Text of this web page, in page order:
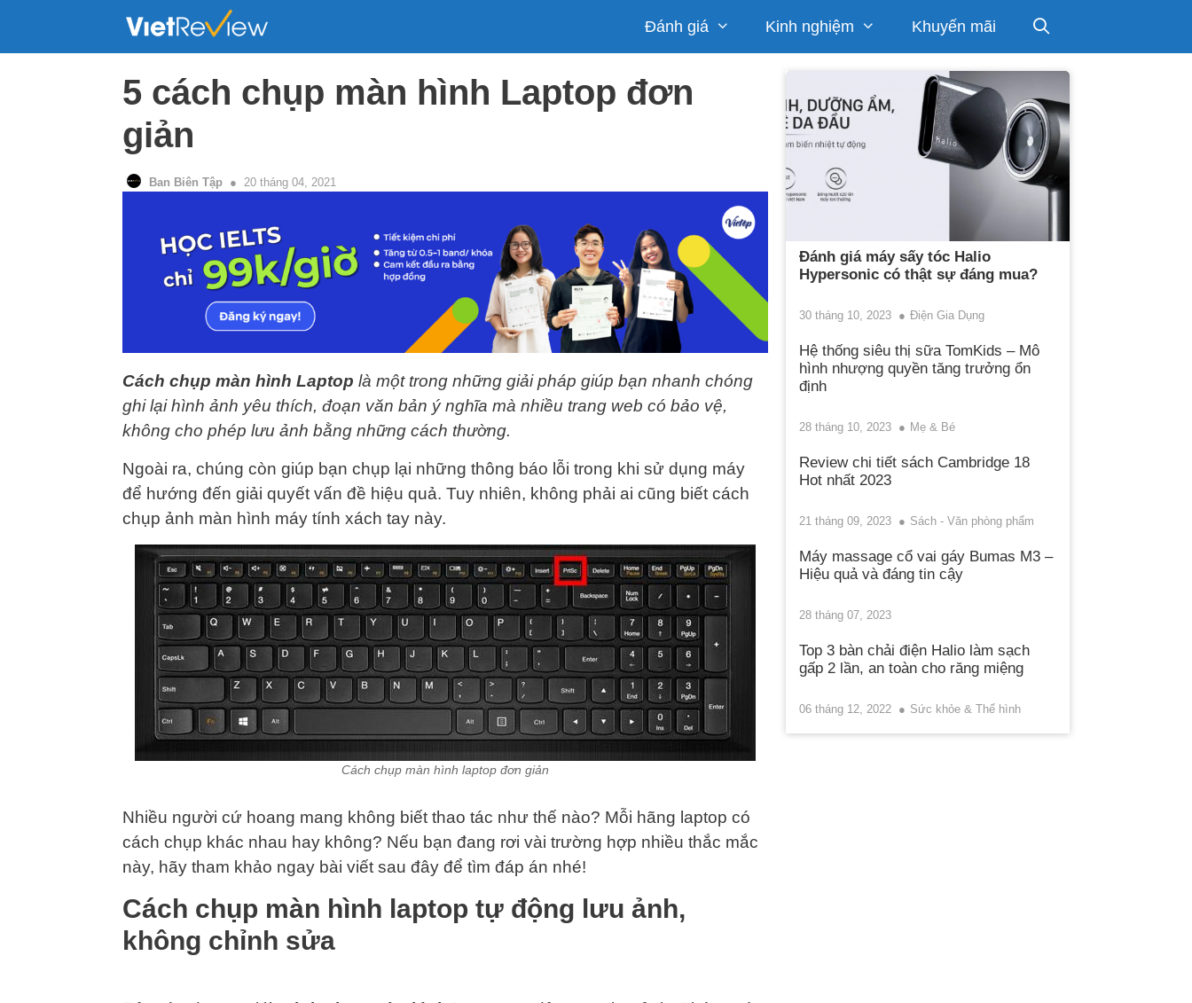
Đánh giá Kinh nghiệm Khuyến mãi
5 cách chụp màn hình Laptop đơn
giản
Ban Biên Tập 20 tháng 04, 2021
Cách chụp màn hình Laptop là một trong những giải pháp giúp bạn nhanh chóng
ghi lại hình ảnh yêu thích, đoạn văn bản ý nghĩa mà nhiều trang web có bảo vệ,
không cho phép lưu ảnh bằng những cách thường.
Ngoài ra, chúng còn giúp bạn chụp lại những thông báo lỗi trong khi sử dụng máy
để hướng đến giải quyết vấn đề hiệu quả. Tuy nhiên, không phải ai cũng biết cách
chụp ảnh màn hình máy tính xách tay này.
Cách chụp màn hình laptop đơn giản
Nhiều người cứ hoang mang không biết thao tác như thế nào? Mỗi hãng laptop có
cách chụp khác nhau hay không? Nếu bạn đang rơi vài trường hợp nhiều thắc mắc
này, hãy tham khảo ngay bài viết sau đây để tìm đáp án nhé!
Cách chụp màn hình laptop tự động lưu ảnh,
không chỉnh sửa
Đánh giá máy sấy tóc Halio
Hypersonic có thật sự đáng mua?
30 tháng 10, 2023 Điện Gia Dụng
Hệ thống siêu thị sữa TomKids – Mô
hình nhượng quyền tăng trưởng ổn
định
28 tháng 10, 2023 Mẹ & Bé
Review chi tiết sách Cambridge 18
Hot nhất 2023
21 tháng 09, 2023 Sách - Văn phòng phẩm
Máy massage cổ vai gáy Bumas M3 –
Hiệu quả và đáng tin cậy
28 tháng 07, 2023
Top 3 bàn chải điện Halio làm sạch
gấp 2 lần, an toàn cho răng miệng
06 tháng 12, 2022 Sức khỏe & Thể hình